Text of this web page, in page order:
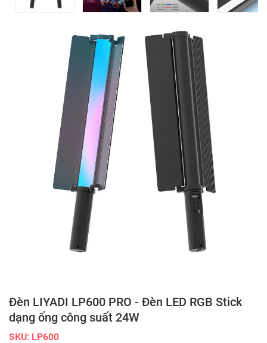
Đèn LIYADI LP600 PRO - Đèn LED RGB Stick
dạng ống công suất 24W
SKU: LP600